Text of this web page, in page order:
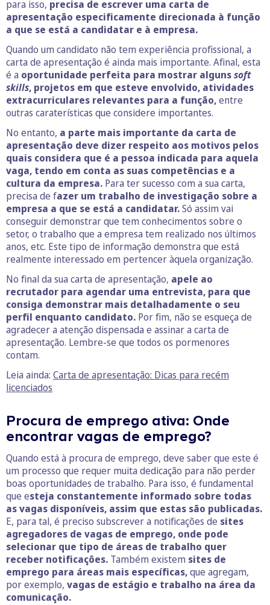
para isso, precisa de escrever uma carta de
apresentação especificamente direcionada à função
a que se está a candidatar e à empresa.
Quando um candidato não tem experiência profissional, a
carta de apresentação é ainda mais importante. Afinal, esta
é a oportunidade perfeita para mostrar algunssoft
skills, projetos em que esteve envolvido, atividades
extracurriculares relevantes para a função,entre
outras caraterísticas que considere importantes.
No entanto, a parte mais importante da carta de
apresentação deve dizer respeito aos motivos pelos
quais considera que é a pessoa indicada para aquela
vaga, tendo em conta as suas competências e a
cultura da empresa. Para ter sucesso com a sua carta,
precisa de fazer um trabalho de investigação sobre a
empresa a que se está a candidatar.Só assim vai
conseguir demonstrar que tem conhecimentos sobre o
setor, o trabalho que a empresa tem realizado nos últimos
anos, etc. Este tipo de informação demonstra que está
realmente interessado em pertencer àquela organização.
No final da sua carta de apresentação, apele ao
recrutador para agendar uma entrevista, para que
consiga demonstrar mais detalhadamente o seu
perfil enquanto candidato. Por fim, não se esqueça de
agradecer a atenção dispensada e assinar a carta de
apresentação. Lembre-se que todos os pormenores
contam.
Leia ainda: Carta de apresentação: Dicas para recém
licenciados
Procura de emprego ativa: Onde
encontrar vagas de emprego?
Quando está à procura de emprego, deve saber que este é
um processo que requer muita dedicação para não perder
boas oportunidades de trabalho. Para isso, é fundamental
que esteja constantemente informado sobre todas
as vagas disponíveis, assim que estas são publicadas.
E, para tal, é preciso subscrever a notificações de sites
agregadores de vagas de emprego, onde pode
selecionar que tipo de áreas de trabalho quer
receber notificações. Também existem sites de
emprego para áreas mais específicas,que agregam,
por exemplo, vagas de estágio e trabalho na área da
comunicação.